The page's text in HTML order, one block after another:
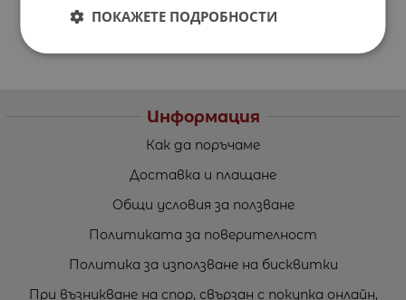
Информация
Как да поръчаме
Доставка и плащане
Общи условия за ползване
Политиката за поверителност
Политика за използване на бисквитки
При възникване на спор, свързан с покупка онлайн,
ПОКАЖЕТЕ ПОДРОБНОСТИ